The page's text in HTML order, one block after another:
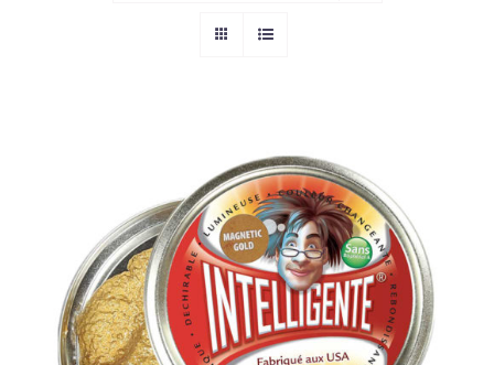
AJOUTER AU PANIER
/
DETAILS